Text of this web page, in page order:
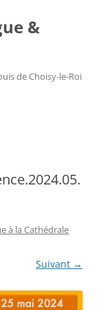
&
de Choisy-le-Roi
à la Cathédrale
Suivant →